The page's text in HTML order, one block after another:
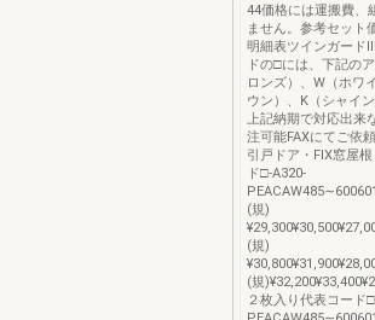
44価格には運搬費、
ません。参考セット
明細表ツインガード
ドの□には、下記の
ロンズ）、W（ホワ
ウン）、K（シャイ
上記納期で対応出来
注可能FAXにてご依
引戸ドア・FIX窓屋
ド□-A320-
(規)
(規)
(規
２枚入り代表コード